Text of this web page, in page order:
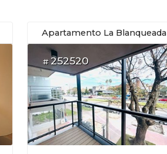
Apartamento La Blanqueada
#252520